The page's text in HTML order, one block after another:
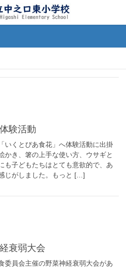
験活動
いくとぴあ食花」へ体験活動に出掛
かき、箸の上手な使い方、ウサギと
も子どもたちはとても意欲的で、あ
じがしました。もっと […]
衰弱大会
委員会主催の野菜神経衰弱大会があ